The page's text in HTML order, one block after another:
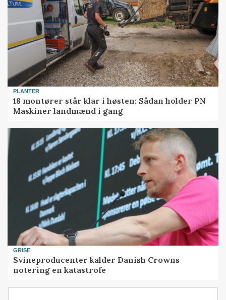
PLANTER
18 montører står klar i høsten: Sådan holder PN
Maskiner landmænd i gang
GRISE
Svineproducenter kalder Danish Crowns
notering en katastrofe